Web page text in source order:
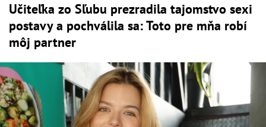
Učiteľka zo Sľubu prezradila tajomstvo sexi
postavy a pochválila sa: Toto pre mňa robí
môj partner